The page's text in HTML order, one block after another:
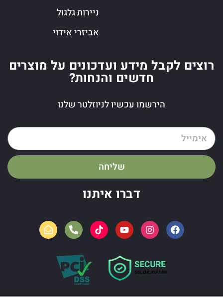
ניירות גלגול
אביזרי אידוי
רוצים לקבל מידע ועדכונים על מוצרים
חדשים והנחות?
הירשמו עכשיו לניוזלטר שלנו
שליחה
דברו איתנו